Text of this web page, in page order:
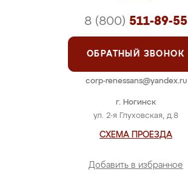
г. Ногинск
ул. 2-я Глуховская, д.8
СХЕМА ПРОЕЗДА
Добавить в избранное
8 (800) 511-89-55
ОБРАТНЫЙ ЗВОНОК
corp-renessans@yandex.ru